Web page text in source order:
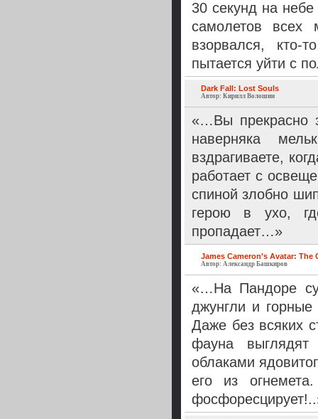
30 секунд на
самолетов всех
взорвался,
пытается уйти с
Dark Fall: Lost Souls
Автор: Кирилл Волошин
«…Вы прекрасно
наверняка
вздрагиваете,
работает с
спиной злобно
герою в ухо,
пропадает…»
James Cameron’s Avatar: The
Автор: Александр Башкиров
«…На Пандоре
джунгли и
Даже без всяких
фауна
облаками
его из